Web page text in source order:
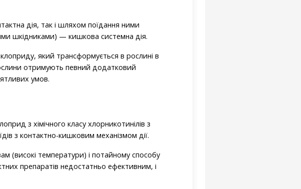
дія, так і шляхом поїдання ними
шкідниками) — кишкова системна дія.
який трансформується в рослині в
отримують певний додатковий
умов.
з хімічного класу хлорникотинілів з
з контактно-кишковим механізмом дії.
(високі температури) і потайному способу
препаратів недостатньо ефективним, і